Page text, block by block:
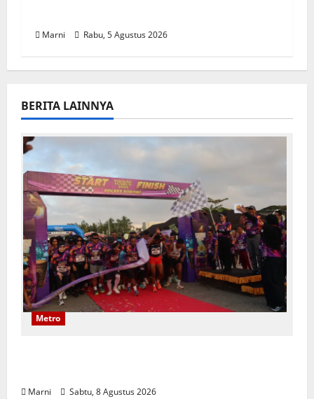
Marni Rabu, 5 Agustus 2026
BERITA LAINNYA
Metro
Marni Sabtu, 8 Agustus 2026